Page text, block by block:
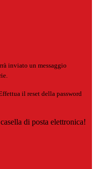
inviato un messaggio
il reset della password
di posta elettronica!